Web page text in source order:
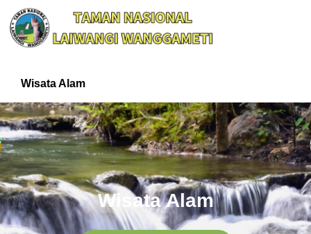
Wisata Alam
Wisata Alam